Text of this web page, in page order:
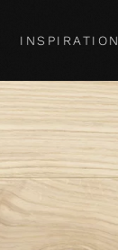
INSPIRATION